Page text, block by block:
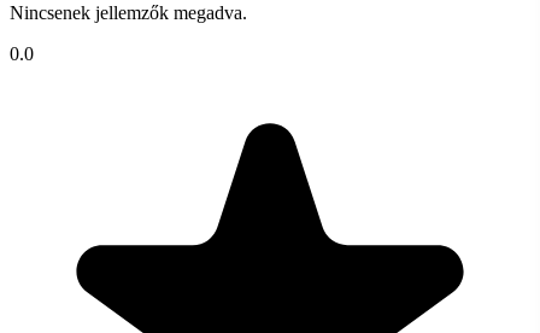
Nincsenek jellemzők megadva.
0.0